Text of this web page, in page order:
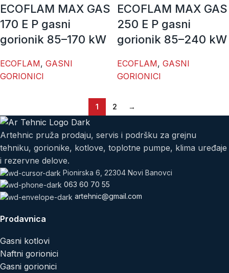
ECOFLAM MAX GAS
170 E P gasni
gorionik 85–170 kW
ECOFLAM, GASNI
GORIONICI
ECOFLAM MAX GAS
250 E P gasni
gorionik 85–240 kW
ECOFLAM, GASNI
GORIONICI
1 2 →
Artehnic pruža prodaju, servis i podršku za grejnu
tehniku, gorionike, kotlove, toplotne pumpe, klima uređaje
i rezervne delove.
Pionirska 6, 22304 Novi Banovci
063 60 70 55
artehnic@gmail.com
Prodavnica
Gasni kotlovi
Naftni gorionici
Gasni gorionici